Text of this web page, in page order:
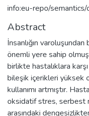
info:eu-repo/
Abstract
İnsanlığın
önemli yere sahip
birlikte hastalıklara
bileşik içerikleri yüksek
kullanımı artmıştır.
oksidatif stres, serbest
arasındaki